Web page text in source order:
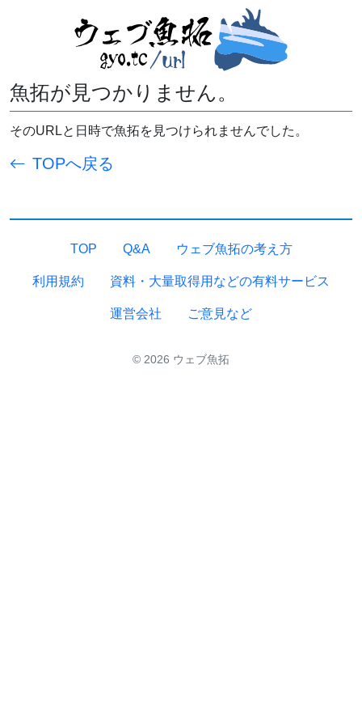
魚拓が見つかりません。
そのURLと日時で魚拓を見つけられませんでした。
TOPへ戻る
TOP Q&A ウェブ魚拓の考え方
利用規約 資料・大量取得用などの有料サービス
運営会社 ご意見など
© 2026 ウェブ魚拓